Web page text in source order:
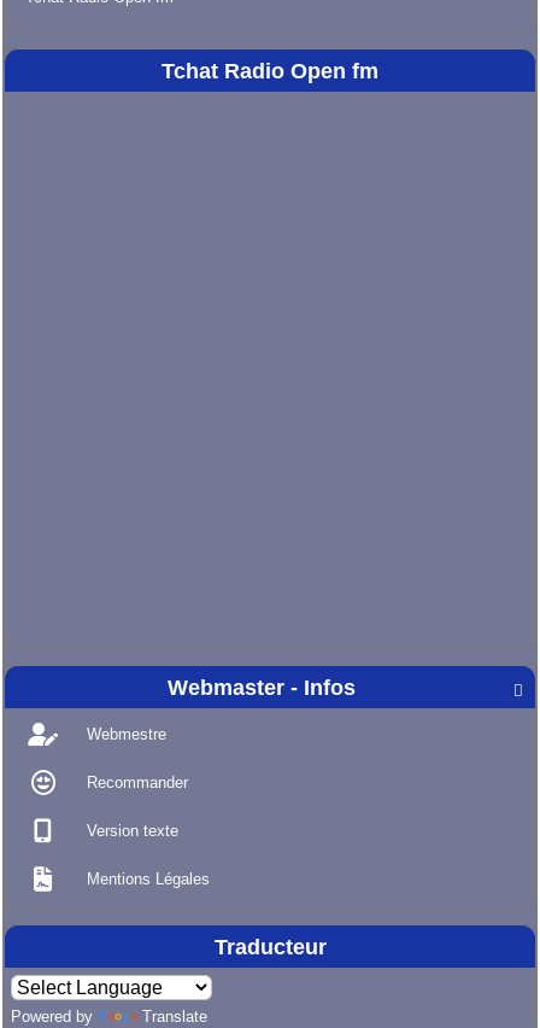
Tchat Radio Open fm

Webmaster - Infos
Webmestre
Recommander
Version texte
Mentions Légales
Traducteur
Powered by Translate